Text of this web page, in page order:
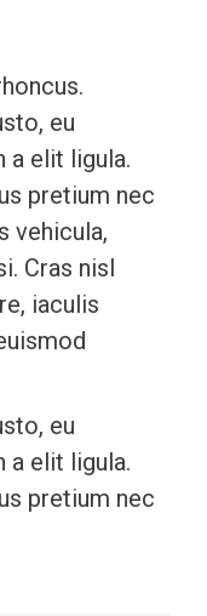
eu
a elit ligula.
pretium nec
vehicula,
Cras nisl
iaculis
eu
a elit ligula.
pretium nec